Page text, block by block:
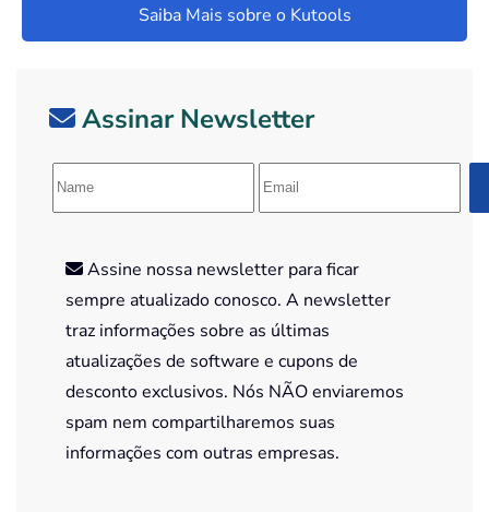
Saiba Mais sobre o Kutools
Assinar Newsletter
Assine nossa newsletter para ficar
sempre atualizado conosco. A newsletter
traz informações sobre as últimas
atualizações de software e cupons de
desconto exclusivos. Nós NÃO enviaremos
spam nem compartilharemos suas
informações com outras empresas.